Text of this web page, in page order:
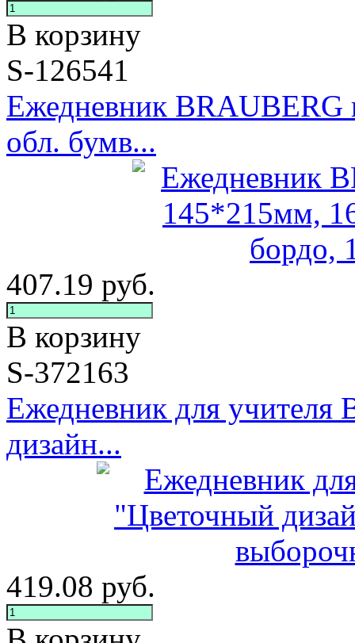
В корзину
S-126541
Ежедневник
обл. бумв...
407.19 руб.
В корзину
S-372163
Ежедневник для
дизайн...
419.08 руб.